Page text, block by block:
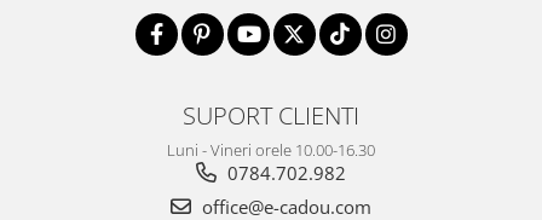
SUPORT CLIENTI
Luni - Vineri orele 10.00-16.30
0784.702.982
office@e-cadou.com